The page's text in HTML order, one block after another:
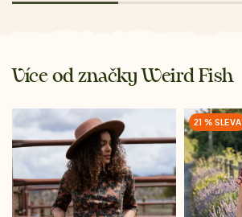
Více od značky Weird Fish
21 % SLEVA